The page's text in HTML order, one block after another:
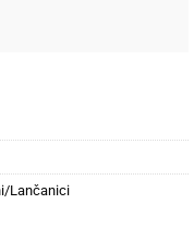
Lančanici